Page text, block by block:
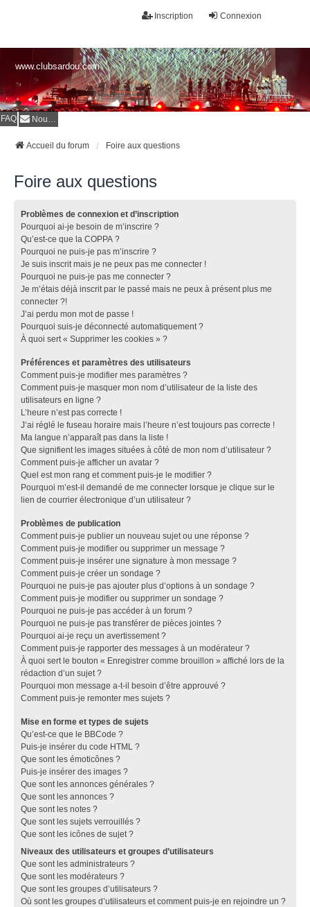
Connexion
Inscription
www.clubsardou.com
FAQ Nous contacter
Accueil du forum Foire aux questions
Foire aux questions
Problèmes de connexion et d’inscription
Pourquoi ai-je besoin de m’inscrire ?
Qu’est-ce que la COPPA ?
Pourquoi ne puis-je pas m’inscrire ?
Je suis inscrit mais je ne peux pas me connecter !
Pourquoi ne puis-je pas me connecter ?
Je m’étais déjà inscrit par le passé mais ne peux à présent plus me
connecter ?!
J’ai perdu mon mot de passe !
Pourquoi suis-je déconnecté automatiquement ?
À quoi sert « Supprimer les cookies » ?
Préférences et paramètres des utilisateurs
Comment puis-je modifier mes paramètres ?
Comment puis-je masquer mon nom d’utilisateur de la liste des
utilisateurs en ligne ?
L’heure n’est pas correcte !
J’ai réglé le fuseau horaire mais l’heure n’est toujours pas correcte !
Ma langue n’apparaît pas dans la liste !
Que signifient les images situées à côté de mon nom d’utilisateur ?
Comment puis-je afficher un avatar ?
Quel est mon rang et comment puis-je le modifier ?
Pourquoi m’est-il demandé de me connecter lorsque je clique sur le
lien de courrier électronique d’un utilisateur ?
Problèmes de publication
Comment puis-je publier un nouveau sujet ou une réponse ?
Comment puis-je modifier ou supprimer un message ?
Comment puis-je insérer une signature à mon message ?
Comment puis-je créer un sondage ?
Pourquoi ne puis-je pas ajouter plus d’options à un sondage ?
Comment puis-je modifier ou supprimer un sondage ?
Pourquoi ne puis-je pas accéder à un forum ?
Pourquoi ne puis-je pas transférer de pièces jointes ?
Pourquoi ai-je reçu un avertissement ?
Comment puis-je rapporter des messages à un modérateur ?
À quoi sert le bouton « Enregistrer comme brouillon » affiché lors de la
rédaction d’un sujet ?
Pourquoi mon message a-t-il besoin d’être approuvé ?
Comment puis-je remonter mes sujets ?
Mise en forme et types de sujets
Qu’est-ce que le BBCode ?
Puis-je insérer du code HTML ?
Que sont les émoticônes ?
Puis-je insérer des images ?
Que sont les annonces générales ?
Que sont les annonces ?
Que sont les notes ?
Que sont les sujets verrouillés ?
Que sont les icônes de sujet ?
Niveaux des utilisateurs et groupes d’utilisateurs
Que sont les administrateurs ?
Que sont les modérateurs ?
Que sont les groupes d’utilisateurs ?
Où sont les groupes d’utilisateurs et comment puis-je en rejoindre un ?